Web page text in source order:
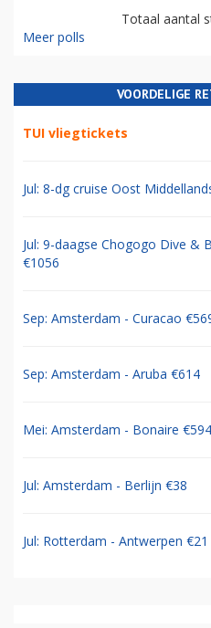
Totaal aantal
Meer polls
VOORDELIGE
TUI vliegtickets
Jul: 8-dg cruise Oost
Jul: 9-daagse Chogogo Dive &
€1056
Sep: Amsterdam - Curacao
Sep: Amsterdam - Aruba €614
Mei: Amsterdam - Bonaire €594
Jul: Amsterdam - Berlijn €38
Jul: Rotterdam - Antwerpen €21